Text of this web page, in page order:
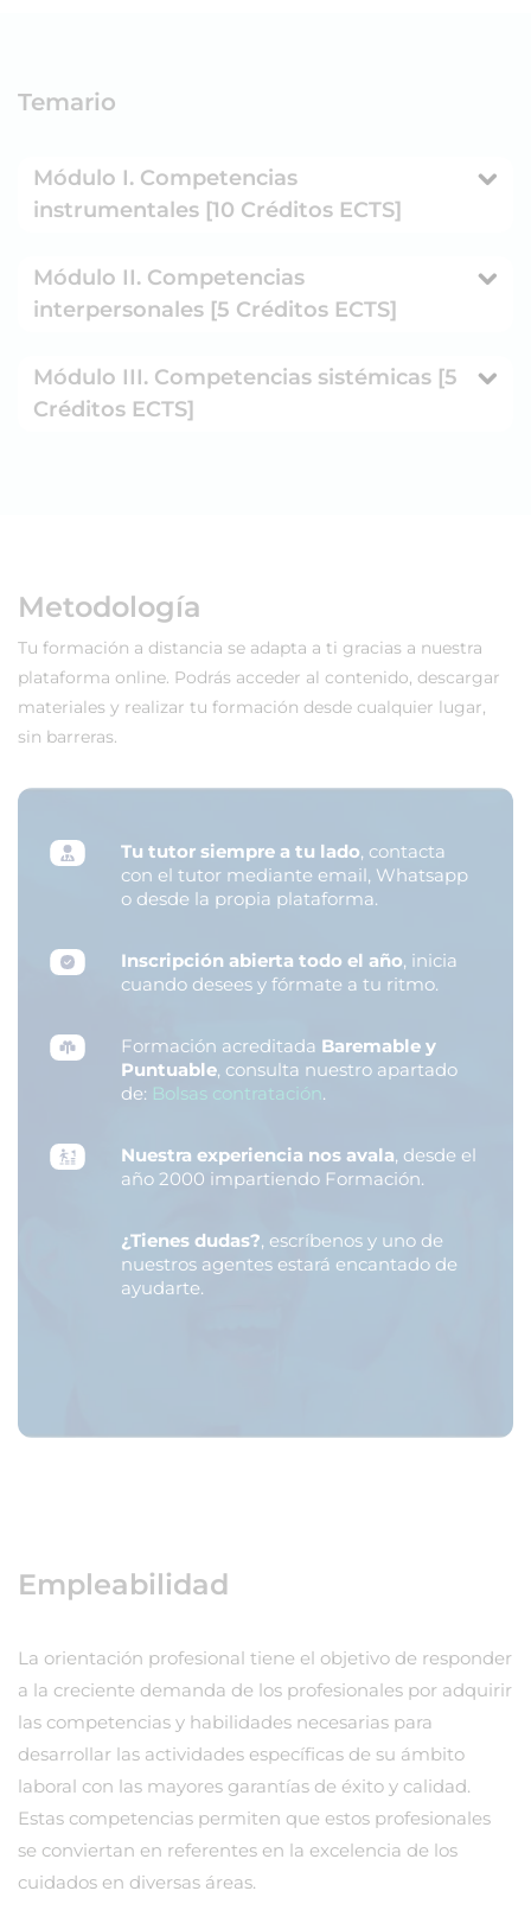
Temario
Módulo I. Competencias
instrumentales [10 Créditos ECTS]
Módulo II. Competencias
interpersonales [5 Créditos ECTS]
Módulo III. Competencias sistémicas [5
Créditos ECTS]
Metodología
Tu formación a distancia se adapta a ti gracias a nuestra
plataforma online. Podrás acceder al contenido, descargar
materiales y realizar tu formación desde cualquier lugar,
sin barreras.
Tu tutor siempre a tu lado, contacta
con el tutor mediante email, Whatsapp
o desde la propia plataforma.
Inscripción abierta todo el año, inicia
cuando desees y fórmate a tu ritmo.
Formación acreditada Baremable y
Puntuable, consulta nuestro apartado
de: Bolsas contratación.
Nuestra experiencia nos avala, desde el
año 2000 impartiendo Formación.
¿Tienes dudas?, escríbenos y uno de
nuestros agentes estará encantado de
ayudarte.
Empleabilidad
La orientación profesional tiene el objetivo de responder
a la creciente demanda de los profesionales por adquirir
las competencias y habilidades necesarias para
desarrollar las actividades específicas de su ámbito
laboral con las mayores garantías de éxito y calidad.
Estas competencias permiten que estos profesionales
se conviertan en referentes en la excelencia de los
cuidados en diversas áreas.